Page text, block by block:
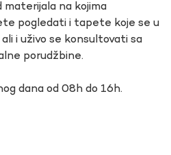
materijala na kojima
pogledati i tapete koje se u
i uživo se konsultovati sa
porudžbine.
dana od 08h do 16h.